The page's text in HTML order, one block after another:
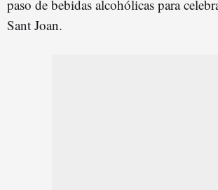
paso de bebidas alcohólicas para
Sant Joan.